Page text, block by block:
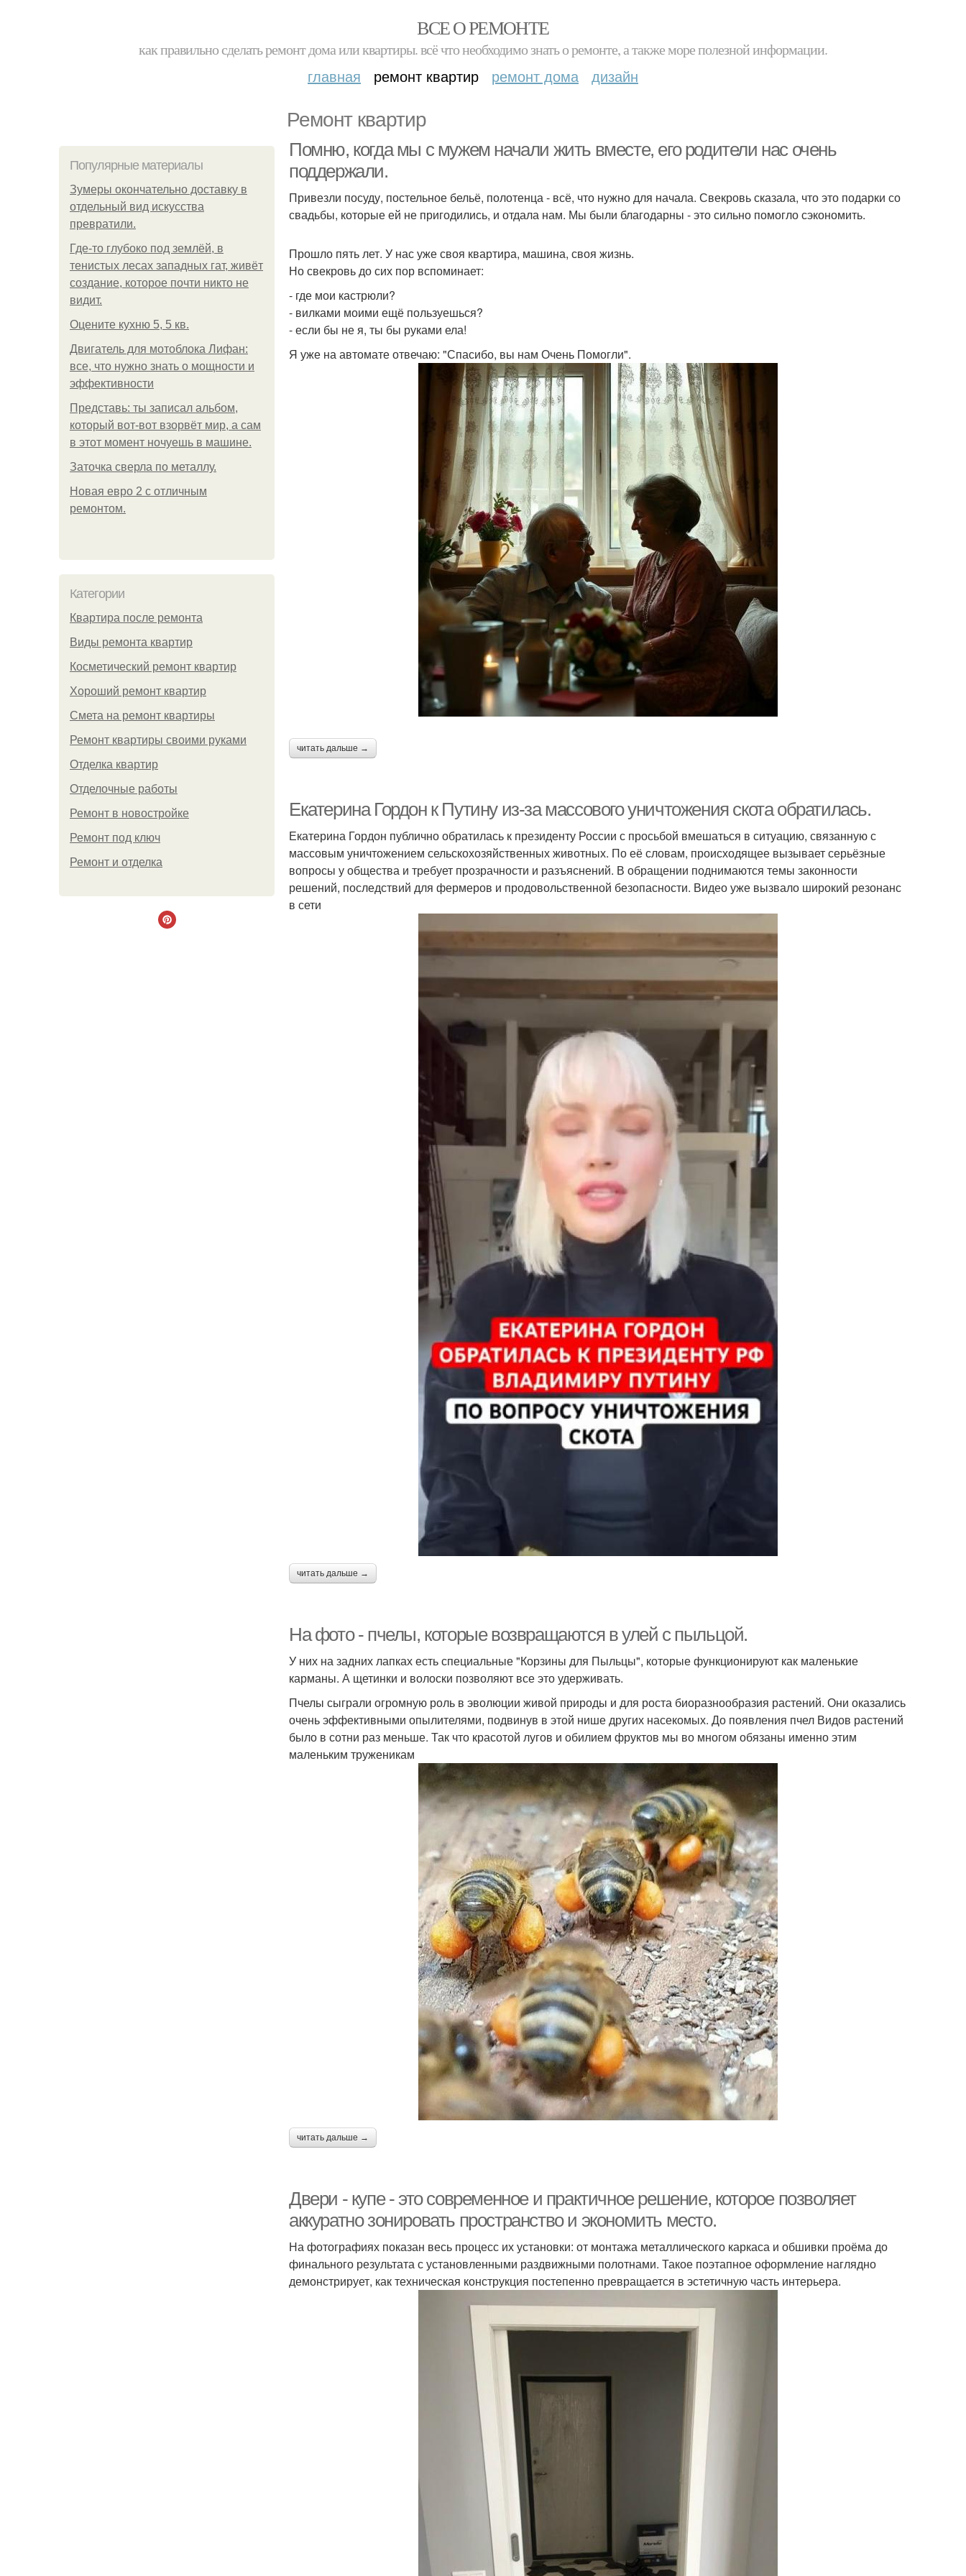
ВСЕ О РЕМОНТЕ
как правильно сделать ремонт дома или квартиры. всё что необходимо знать о ремонте, а также море полезной информации.
главная ремонт квартир ремонт дома дизайн
Ремонт квартир
Популярные материалы
Зумеры окончательно доставку в
отдельный вид искусства
превратили.
Где-то глубоко под землёй, в
тенистых лесах западных гат, живёт
создание, которое почти никто не
видит.
Оцените кухню 5, 5 кв.
Двигатель для мотоблока Лифан:
все, что нужно знать о мощности и
эффективности
Представь: ты записал альбом,
который вот-вот взорвёт мир, а сам
в этот момент ночуешь в машине.
Заточка сверла по металлу.
Новая евро 2 с отличным
ремонтом.
Категории
Квартира после ремонта
Виды ремонта квартир
Косметический ремонт квартир
Хороший ремонт квартир
Смета на ремонт квартиры
Ремонт квартиры своими руками
Отделка квартир
Отделочные работы
Ремонт в новостройке
Ремонт под ключ
Ремонт и отделка
Помню, когда мы с мужем начали жить вместе, его родители нас очень
поддержали.
Привезли посуду, постельное бельё, полотенца - всё, что нужно для начала. Свекровь сказала, что это подарки со
свадьбы, которые ей не пригодились, и отдала нам. Мы были благодарны - это сильно помогло сэкономить.
Прошло пять лет. У нас уже своя квартира, машина, своя жизнь.
Но свекровь до сих пор вспоминает:
- где мои кастрюли?
- вилками моими ещё пользуешься?
- если бы не я, ты бы руками ела!
Я уже на автомате отвечаю: "Спасибо, вы нам Очень Помогли".
читать дальше →
Екатерина Гордон к Путину из-за массового уничтожения скота обратилась.
Екатерина Гордон публично обратилась к президенту России с просьбой вмешаться в ситуацию, связанную с
массовым уничтожением сельскохозяйственных животных. По её словам, происходящее вызывает серьёзные
вопросы у общества и требует прозрачности и разъяснений. В обращении поднимаются темы законности
решений, последствий для фермеров и продовольственной безопасности. Видео уже вызвало широкий резонанс
в сети
читать дальше →
На фото - пчелы, которые возвращаются в улей с пыльцой.
У них на задних лапках есть специальные "Корзины для Пыльцы", которые функционируют как маленькие
карманы. А щетинки и волоски позволяют все это удерживать.
Пчелы сыграли огромную роль в эволюции живой природы и для роста биоразнообразия растений. Они оказались
очень эффективными опылителями, подвинув в этой нише других насекомых. До появления пчел Видов растений
было в сотни раз меньше. Так что красотой лугов и обилием фруктов мы во многом обязаны именно этим
маленьким труженикам
читать дальше →
Двери - купе - это современное и практичное решение, которое позволяет
аккуратно зонировать пространство и экономить место.
На фотографиях показан весь процесс их установки: от монтажа металлического каркаса и обшивки проёма до
финального результата с установленными раздвижными полотнами. Такое поэтапное оформление наглядно
демонстрирует, как техническая конструкция постепенно превращается в эстетичную часть интерьера.